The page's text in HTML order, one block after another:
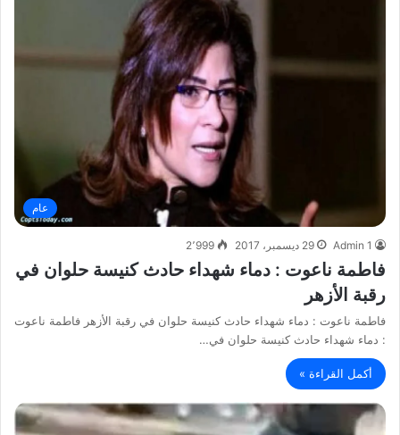
عام
Admin 1 29 ديسمبر، 2017 2٬999
فاطمة ناعوت : دماء شهداء حادث كنيسة حلوان في
رقبة الأزهر
فاطمة ناعوت : دماء شهداء حادث كنيسة حلوان في رقبة الأزهر فاطمة ناعوت
: دماء شهداء حادث كنيسة حلوان في…
أكمل القراءة »